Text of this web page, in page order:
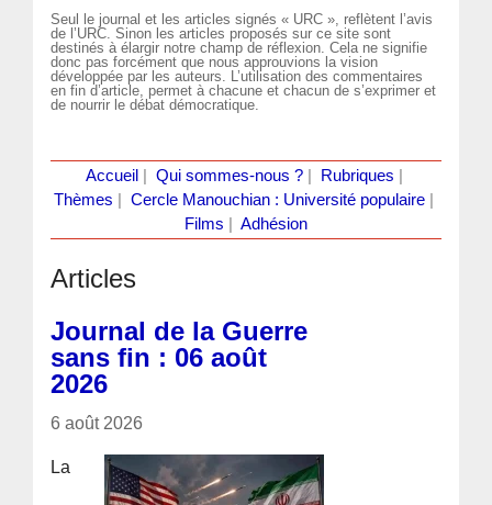
Seul le journal et les articles signés « URC », reflètent l’avis
de l’URC. Sinon les articles proposés sur ce site sont
destinés à élargir notre champ de réflexion. Cela ne signifie
donc pas forcément que nous approuvions la vision
développée par les auteurs. L’utilisation des commentaires
en fin d’article, permet à chacune et chacun de s’exprimer et
de nourrir le débat démocratique.
Accueil Qui sommes-nous ?| Rubriques
Thèmes
Cercle Manouchian : Université populaire
Films
Adhésion
Articles
Journal de la Guerre
sans fin : 06 août
2026
6 août 2026
La